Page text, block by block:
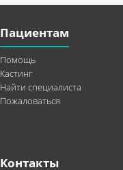
Пациентам
Помощь
Кастинг
Найти специалиста
Пожаловаться
Контакты